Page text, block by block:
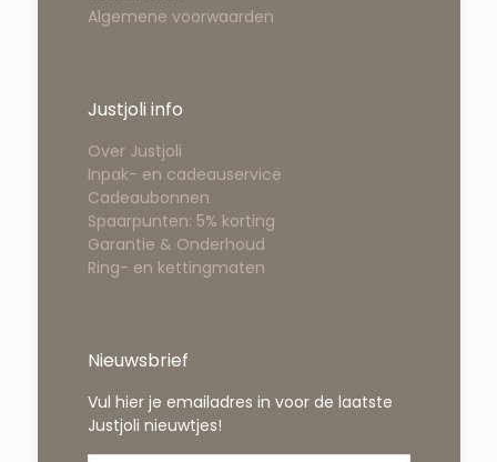
Algemene voorwaarden
Justjoli info
Over Justjoli
Inpak- en cadeauservice
Cadeaubonnen
Spaarpunten: 5% korting
Garantie & Onderhoud
Ring- en kettingmaten
Nieuwsbrief
Vul hier je emailadres in voor de laatste
Justjoli nieuwtjes!